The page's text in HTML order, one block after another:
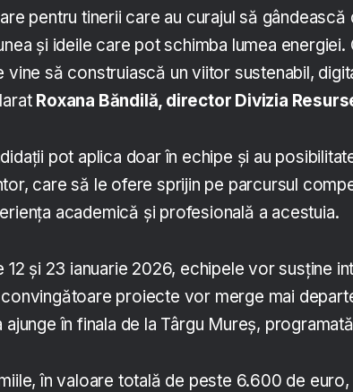
pentru tinerii care au curajul să
și ideile care pot schimba lumea
vine să construiască un viitor sustenabil,
Roxana Băndilă, director Divizia
pot aplica doar în echipe și au
care să le ofere sprijin pe parcursul
academică și profesională a acestuia.
12 și 23 ianuarie 2026, echipele vor susține
proiecte vor merge mai
ajunge în finala de la Târgu Mureș,
în valoare totală de peste 6.600 de